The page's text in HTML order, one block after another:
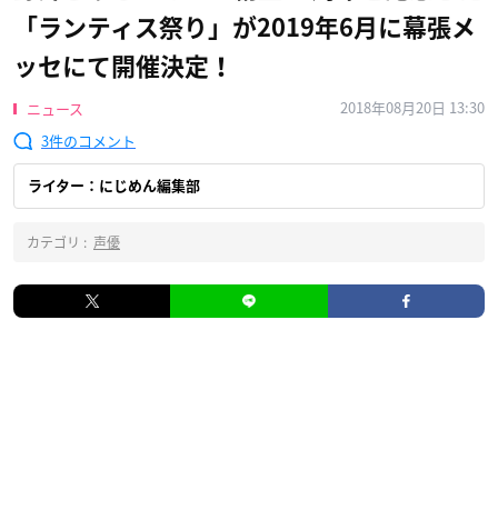
「ランティス祭り」が2019年6月に幕張メ
ッセにて開催決定！
ニュース
2018年08月20日 13:30
3
ライター：にじめん編集部
カテゴリ : 声優